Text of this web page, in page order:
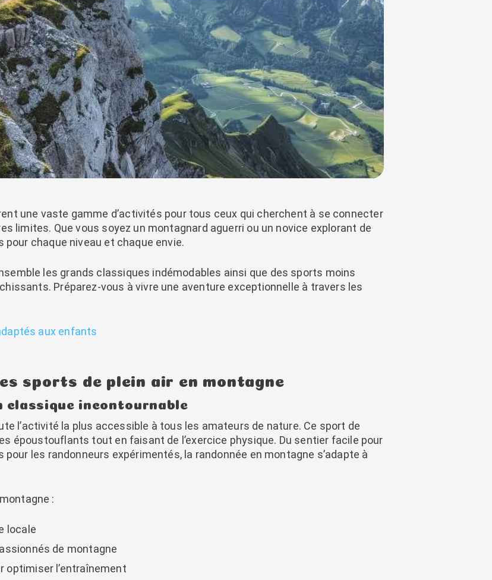
une vaste gamme d’activités pour tous ceux qui cherchent à se connecter
limites. Que vous soyez un montagnard aguerri ou un novice explorant de
chaque niveau et chaque envie.
les grands classiques indémodables ainsi que des sports moins
Préparez-vous à vivre une aventure exceptionnelle à travers les
aux enfants
sports de plein air en montagne
classique incontournable
l’activité la plus accessible à tous les amateurs de nature. Ce sport de
époustouflants tout en faisant de l’exercice physique. Du sentier facile pour
les randonneurs expérimentés, la randonnée en montagne s’adapte à
:
locale
de montagne
optimiser l’entraînement